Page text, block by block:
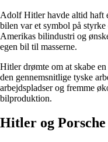
Adolf Hitler havde altid haft
bilen var et symbol på
Amerikas bilindustri og
egen bil til masserne.
Hitler drømte om at skabe
den gennemsnitlige tyske
arbejdspladser og fremme
bilproduktion.
Hitler og Porsche